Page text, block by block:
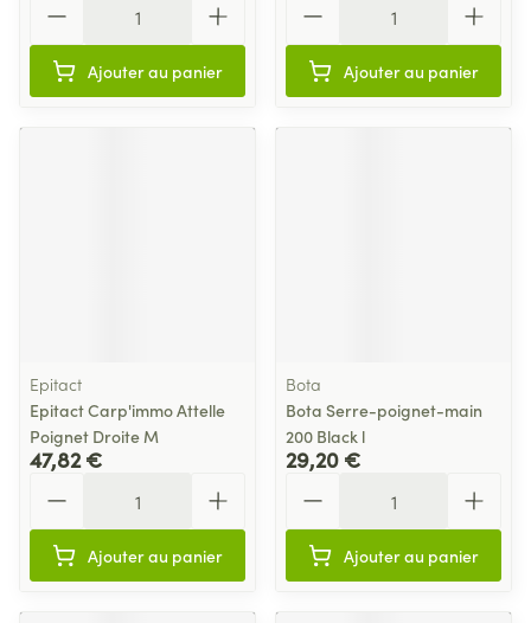
Ajouter au panier Ajouter au panier
Epitact
Epitact Carp'immo Attelle
Poignet Droite M
47,82 €
Ajouter au panier
Bota
Bota Serre-poignet-main
200 Black l
29,20 €
Ajouter au panier